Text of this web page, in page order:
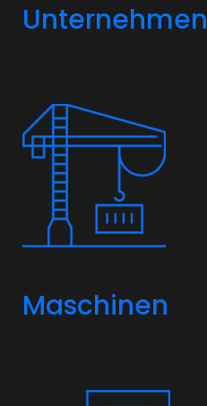
Unternehmen
Maschinen